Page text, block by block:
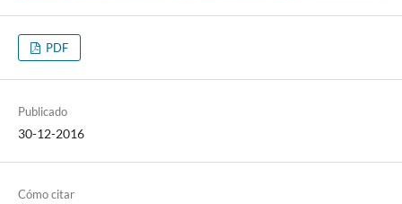
PDF
Publicado
30-12-2016
Cómo citar